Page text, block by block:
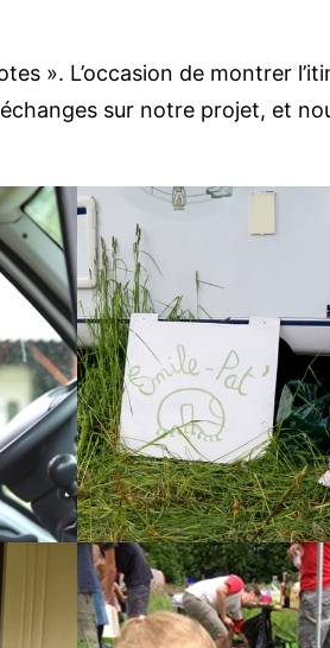
». L’occasion de montrer
sur notre projet, et